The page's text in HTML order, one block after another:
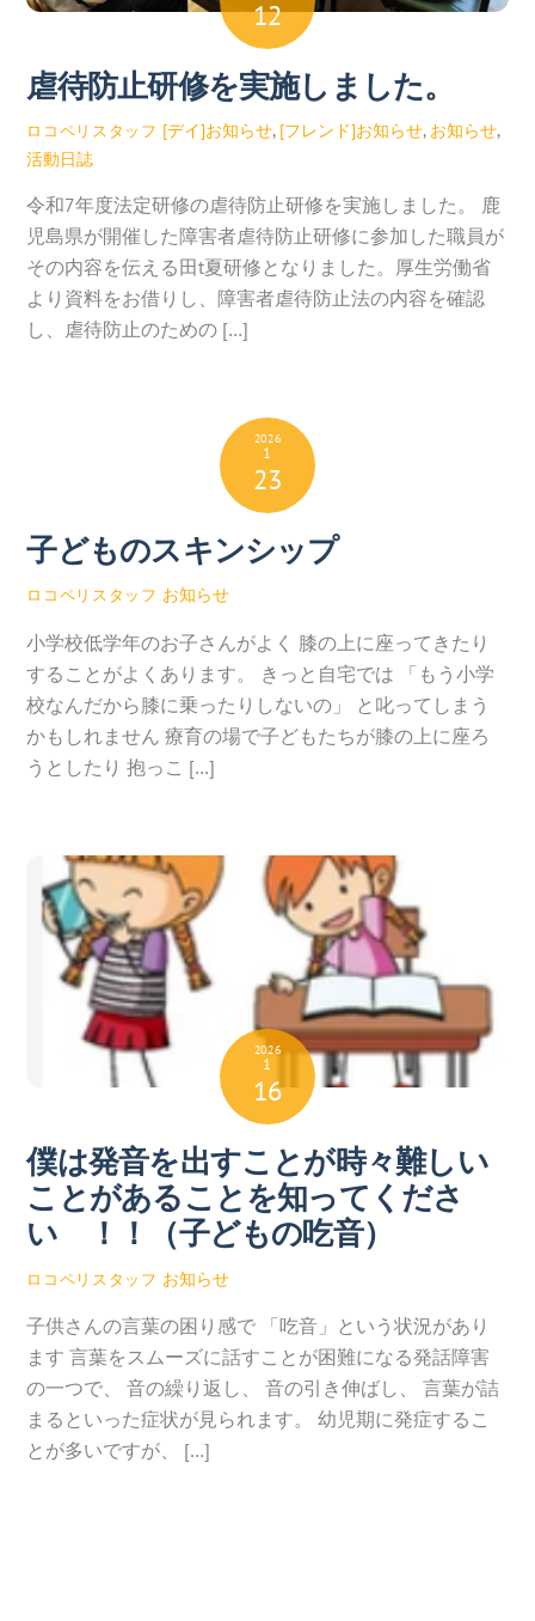
12
虐待防止研修を実施しました。
ロコペリスタッフ [デイ]お知らせ, [フレンド]お知らせ, お知らせ,
活動日誌
令和7年度法定研修の虐待防止研修を実施しました。 鹿
児島県が開催した障害者虐待防止研修に参加した職員が
その内容を伝える田t夏研修となりました。厚生労働省
より資料をお借りし、障害者虐待防止法の内容を確認
し、虐待防止のための […]
2026
1
23
子どものスキンシップ
ロコペリスタッフ お知らせ
小学校低学年のお子さんがよく 膝の上に座ってきたり
することがよくあります。 きっと自宅では 「もう小学
校なんだから膝に乗ったりしないの」 と叱ってしまう
かもしれません 療育の場で子どもたちが膝の上に座ろ
うとしたり 抱っこ […]
2026
1
16
僕は発音を出すことが時々難しい
ことがあることを知ってくださ
い ！！（子どもの吃音）
ロコペリスタッフ お知らせ
子供さんの言葉の困り感で 「吃音」という状況があり
ます 言葉をスムーズに話すことが困難になる発話障害
の一つで、 音の繰り返し、 音の引き伸ばし、 言葉が詰
まるといった症状が見られます。 幼児期に発症するこ
とが多いですが、 […]